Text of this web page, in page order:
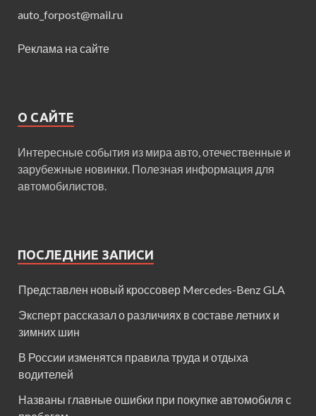
auto_forpost@mail.ru
Реклама на сайте
О САЙТЕ
Интересные события из мира авто, отечественные и
зарубежные новинки. Полезная информация для
автомобилистов.
ПОСЛЕДНИЕ ЗАПИСИ
Представлен новый кроссовер Mercedes-Benz GLA
Эксперт рассказал о различиях в составе летних и
зимних шин
В России изменятся правила труда и отдыха
водителей
Названы главные ошибки при покупке автомобиля с